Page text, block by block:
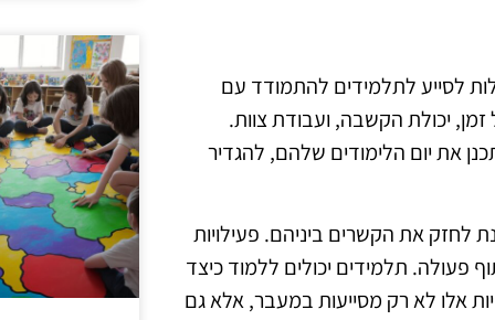
לסייע לתלמידים להתמודד עם
זמן, יכולת הקשבה, ועבודת צוות.
את יום הלימודים שלהם, להגדיר
לחזק את הקשרים ביניהם. פעילויות
פעולה. תלמידים יכולים ללמוד כיצד
אלו לא רק מסייעות במעבר, אלא גם